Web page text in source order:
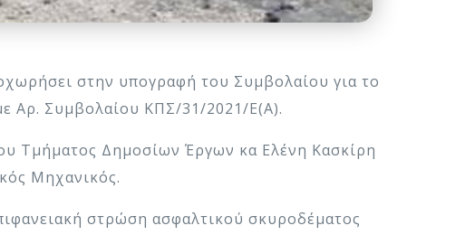
στην υπογραφή του Συμβολαίου για το
Αρ. Συμβολαίου ΚΠΣ/31/2021/Ε(Α).
Τμήματος Δημοσίων Έργων κα Ελένη Κασκίρη
Μηχανικός.
στρώση ασφαλτικού σκυροδέματος